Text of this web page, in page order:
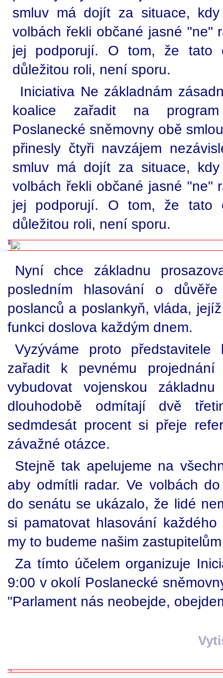
smluv má dojít za situace,
volbách řekli občané jasné "ne"
jej podporují. O tom, že tato
důležitou roli, není sporu.
Iniciativa Ne základnám
koalice zařadit na
Poslanecké sněmovny obě
přinesly čtyři navzájem
smluv má dojít za situace,
volbách řekli občané jasné "ne"
jej podporují. O tom, že tato
důležitou roli, není sporu.
Nyní chce základnu
posledním hlasování o
poslanců a poslankyň, vláda,
funkci doslova každým dnem.
Vyzýváme proto
zařadit k pevnému
vybudovat vojenskou
dlouhodobě odmítají dvě
sedmdesát procent si přeje
závažné otázce.
Stejně tak apelujeme na
aby odmítli radar. Ve volbách
do senátu se ukázalo, že lidé
si pamatovat hlasování
my to budeme našim
Za tímto účelem organizuje
9:00 v okolí Poslanecké
"Parlament nás neobejde,